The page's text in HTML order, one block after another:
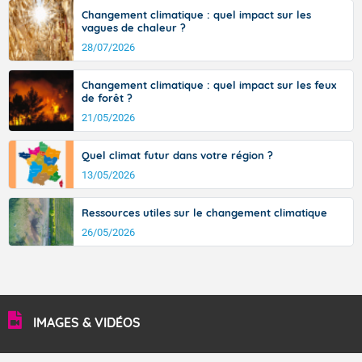
36 à 39 degrés en basse vallée du Rhône, dans
l'intérieur de la Provence.
Fermer
Changement climatique : quel impact sur les
vagues de chaleur ?
28/07/2026
Changement climatique : quel impact sur les feux
de forêt ?
21/05/2026
Quel climat futur dans votre région ?
13/05/2026
Ressources utiles sur le changement climatique
26/05/2026
IMAGES & VIDÉOS